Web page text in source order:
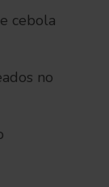
cebola
no